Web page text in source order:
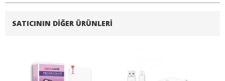
SATICININ DIĞER ÜRÜNLERI